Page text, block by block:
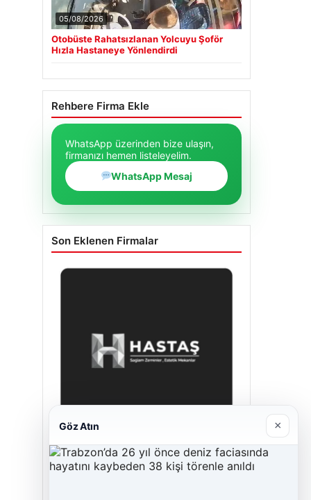
05/08/2026
Otobüste Rahatsızlanan Yolcuyu Şoför
Hızla Hastaneye Yönlendirdi
Rehbere Firma Ekle
WhatsApp üzerinden bize ulaşın,
firmanızı hemen listeleyelim.
WhatsApp Mesaj
Son Eklenen Firmalar
Enes Kaplan Avukatlık Bürosu
Göz Atın ×